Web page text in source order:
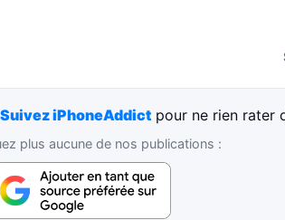
Suivez iPhoneAddict pour ne rien rater
plus aucune de nos publications :